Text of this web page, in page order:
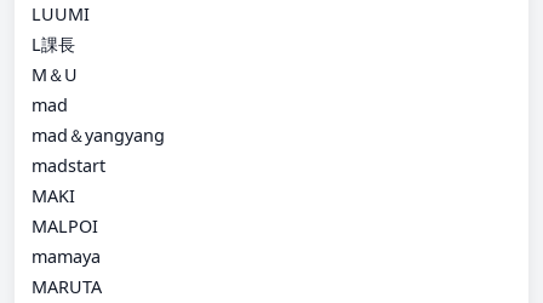
LUUMI
L課長
M＆U
mad
mad＆yangyang
madstart
MAKI
MALPOI
mamaya
MARUTA